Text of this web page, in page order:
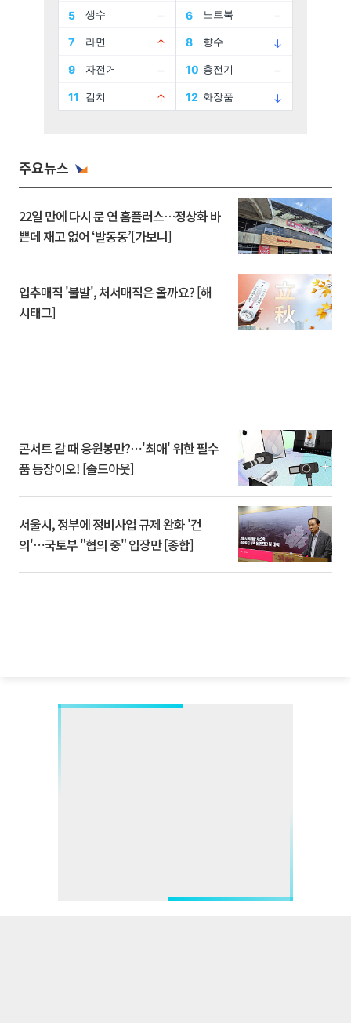
주요뉴스
22일 만에 다시 문 연 홈플러스…정상화 바
쁜데 재고 없어 ‘발동동’[가보니]
입추매직 '불발', 처서매직은 올까요? [해
시태그]
콘서트 갈 때 응원봉만?⋯'최애' 위한 필수
품 등장이오! [솔드아웃]
서울시, 정부에 정비사업 규제 완화 '건
의'⋯국토부 "협의 중" 입장만 [종합]